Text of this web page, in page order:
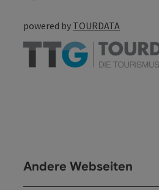
powered by TOURDATA
Andere Webseiten